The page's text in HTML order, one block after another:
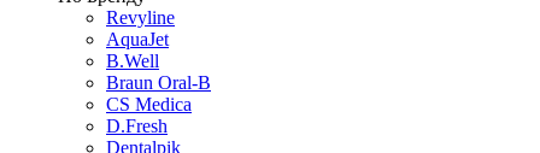
Revyline
AquaJet
B.Well
Braun Oral-B
CS Medica
D.Fresh
Dentalpik